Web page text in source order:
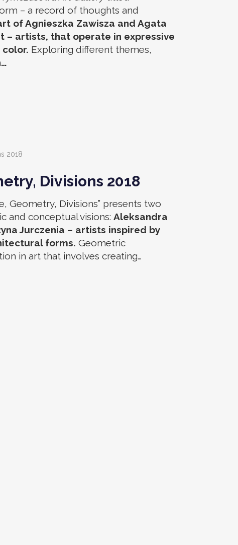
– a record of thoughts and
of Agnieszka Zawisza and Agata
– artists, that operate in expressive
Exploring different themes,
…
Divisions 2018
Geometry, Divisions” presents two
and conceptual visions: Aleksandra
Jurczenia – artists inspired by
forms. Geometric
in art that involves creating…